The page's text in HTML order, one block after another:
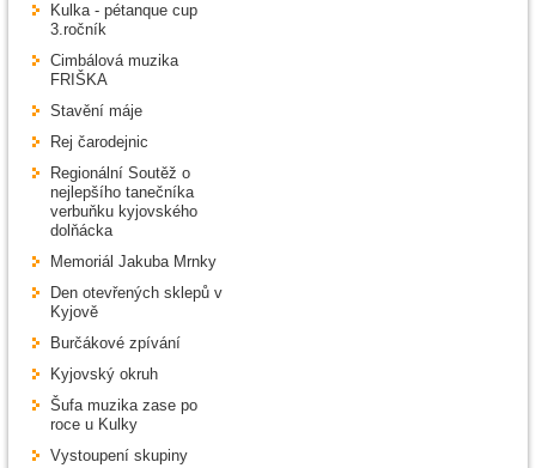
Kulka - pétanque cup
3.ročník
Cimbálová muzika
FRIŠKA
Stavění máje
Rej čarodejnic
Regionální Soutěž o
nejlepšího tanečníka
verbuňku kyjovského
dolňácka
Memoriál Jakuba Mrnky
Den otevřených sklepů v
Kyjově
Burčákové zpívání
Kyjovský okruh
Šufa muzika zase po
roce u Kulky
Vystoupení skupiny